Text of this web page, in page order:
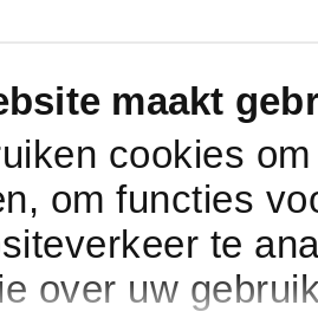
maakt
cookies
om functies
te
over uw